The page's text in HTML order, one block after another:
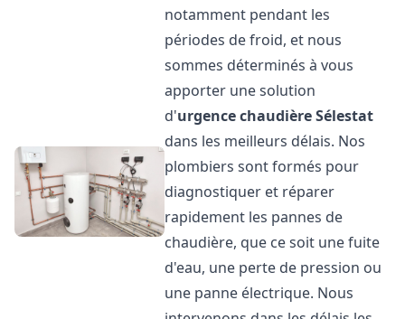
notamment pendant les
périodes de froid, et nous
sommes déterminés à vous
apporter une solution
d'urgence chaudièreSélestat
dans les meilleurs délais. Nos
plombiers sont formés pour
diagnostiquer et réparer
rapidement les pannes de
chaudière, que ce soit une fuite
d'eau, une perte de pression ou
une panne électrique. Nous